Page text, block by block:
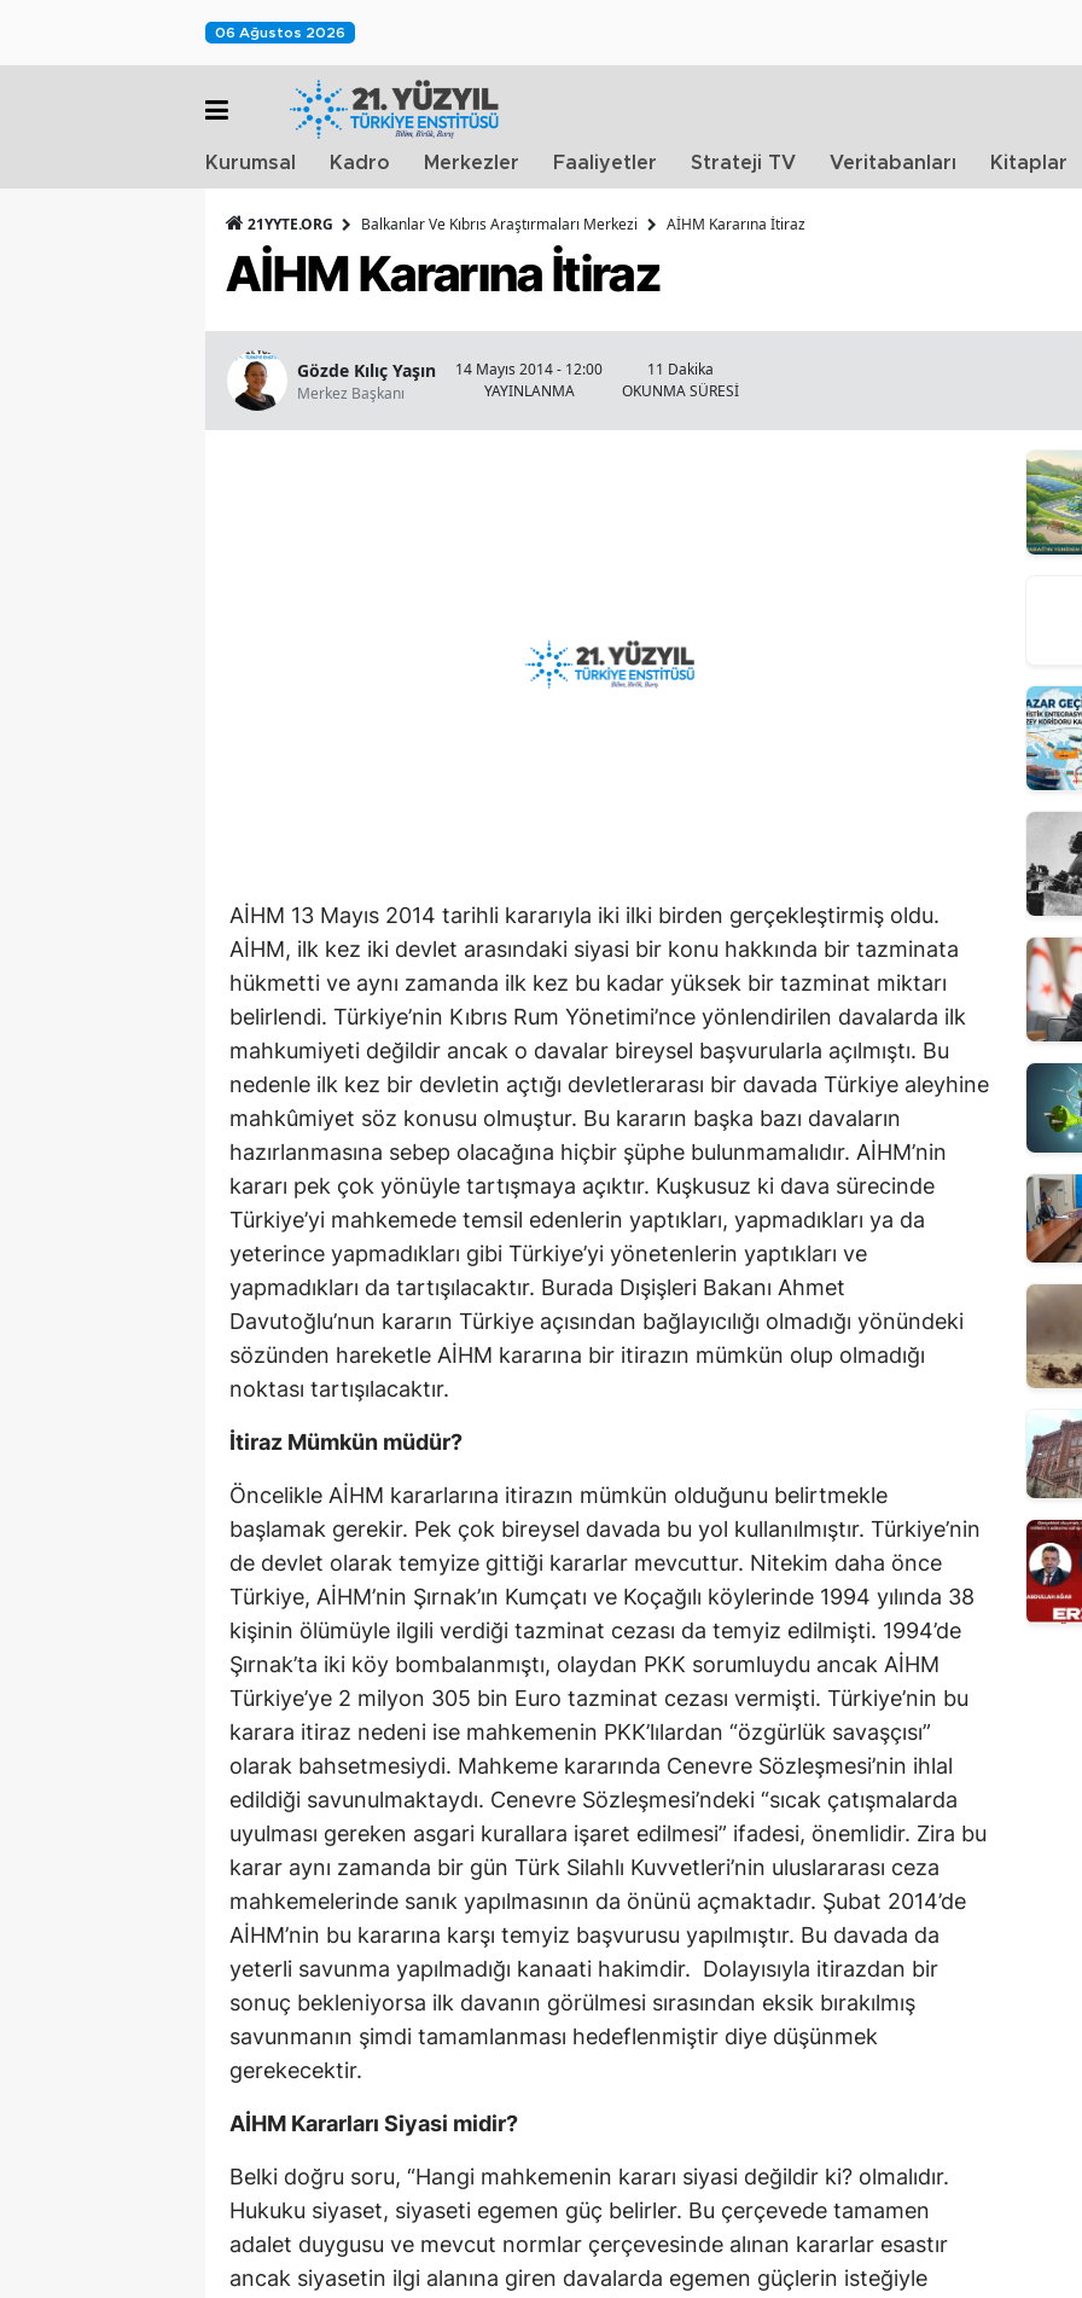
06 Ağustos 2026
Kurumsal Kadro Merkezler Faaliyetler Strateji TV Veritabanları Kitaplar
21YYTE.ORG Balkanlar Ve Kıbrıs Araştırmaları Merkezi AİHM Kararına İtiraz
AİHM Kararına İtiraz
Gözde Kılıç Yaşın
Merkez Başkanı
14 Mayıs 2014 - 12:00
YAYINLANMA
11 Dakika
OKUNMA SÜRESİ
AİHM 13 Mayıs 2014 tarihli kararıyla iki ilki birden gerçekleştirmiş oldu.
AİHM, ilk kez iki devlet arasındaki siyasi bir konu hakkında bir tazminata
hükmetti ve aynı zamanda ilk kez bu kadar yüksek bir tazminat miktarı
belirlendi. Türkiye’nin Kıbrıs Rum Yönetimi’nce yönlendirilen davalarda ilk
mahkumiyeti değildir ancak o davalar bireysel başvurularla açılmıştı. Bu
nedenle ilk kez bir devletin açtığı devletlerarası bir davada Türkiye aleyhine
mahkûmiyet söz konusu olmuştur. Bu kararın başka bazı davaların
hazırlanmasına sebep olacağına hiçbir şüphe bulunmamalıdır. AİHM’nin
kararı pek çok yönüyle tartışmaya açıktır. Kuşkusuz ki dava sürecinde
Türkiye’yi mahkemede temsil edenlerin yaptıkları, yapmadıkları ya da
yeterince yapmadıkları gibi Türkiye’yi yönetenlerin yaptıkları ve
yapmadıkları da tartışılacaktır. Burada Dışişleri Bakanı Ahmet
Davutoğlu’nun kararın Türkiye açısından bağlayıcılığı olmadığı yönündeki
sözünden hareketle AİHM kararına bir itirazın mümkün olup olmadığı
noktası tartışılacaktır.
İtiraz Mümkün müdür?
Öncelikle AİHM kararlarına itirazın mümkün olduğunu belirtmekle
başlamak gerekir. Pek çok bireysel davada bu yol kullanılmıştır. Türkiye’nin
de devlet olarak temyize gittiği kararlar mevcuttur. Nitekim daha önce
Türkiye, AİHM’nin Şırnak’ın Kumçatı ve Koçağılı köylerinde 1994 yılında 38
kişinin ölümüyle ilgili verdiği tazminat cezası da temyiz edilmişti. 1994’de
Şırnak’ta iki köy bombalanmıştı, olaydan PKK sorumluydu ancak AİHM
Türkiye’ye 2 milyon 305 bin Euro tazminat cezası vermişti. Türkiye’nin bu
karara itiraz nedeni ise mahkemenin PKK’lılardan “özgürlük savaşçısı”
olarak bahsetmesiydi. Mahkeme kararında Cenevre Sözleşmesi’nin ihlal
edildiği savunulmaktaydı. Cenevre Sözleşmesi’ndeki “sıcak çatışmalarda
uyulması gereken asgari kurallara işaret edilmesi” ifadesi, önemlidir. Zira bu
karar aynı zamanda bir gün Türk Silahlı Kuvvetleri’nin uluslararası ceza
mahkemelerinde sanık yapılmasının da önünü açmaktadır. Şubat 2014’de
AİHM’nin bu kararına karşı temyiz başvurusu yapılmıştır. Bu davada da
yeterli savunma yapılmadığı kanaati hakimdir. Dolayısıyla itirazdan bir
sonuç bekleniyorsa ilk davanın görülmesi sırasından eksik bırakılmış
savunmanın şimdi tamamlanması hedeflenmiştir diye düşünmek
gerekecektir.
AİHM Kararları Siyasi midir?
Belki doğru soru, “Hangi mahkemenin kararı siyasi değildir ki? olmalıdır.
Hukuku siyaset, siyaseti egemen güç belirler. Bu çerçevede tamamen
adalet duygusu ve mevcut normlar çerçevesinde alınan kararlar esastır
ancak siyasetin ilgi alanına giren davalarda egemen güçlerin isteğiyle